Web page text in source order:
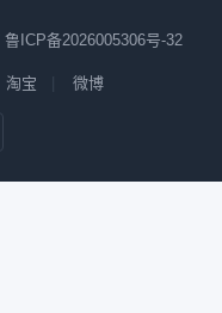
鲁ICP备2026005306号-32
淘宝 微博